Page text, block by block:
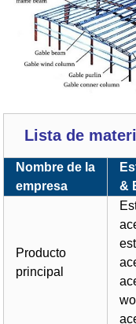
Lista de
Nombre de la
empresa
&
Producto
principal